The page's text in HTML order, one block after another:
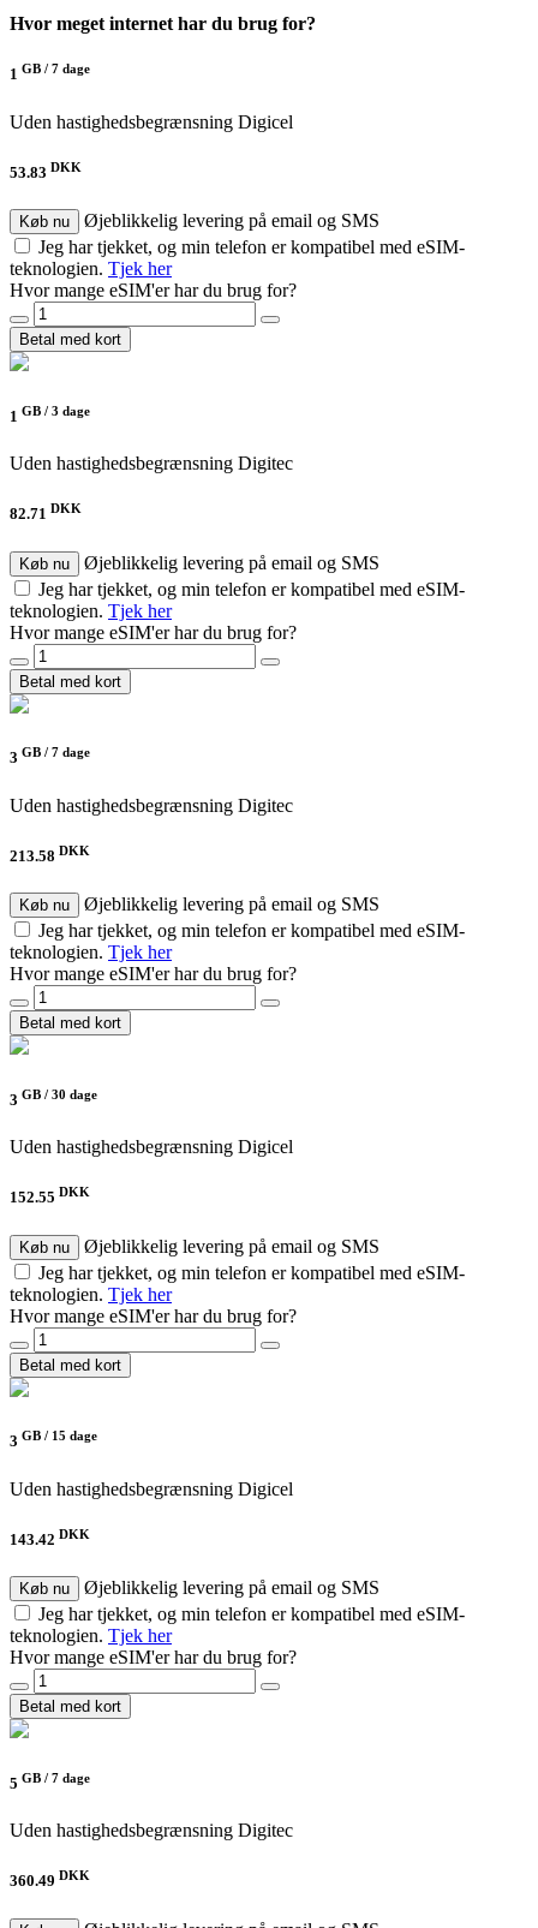
Hvor meget internet har du brug for?
1 GB / 7 dage
Uden hastighedsbegrænsning Digicel
53.83 DKK
Køb nu
Øjeblikkelig levering på email og SMS
Jeg har tjekket, og min telefon er kompatibel med eSIM-
teknologien. Tjek her
Hvor mange eSIM'er har du brug for?
Betal med kort
1 GB / 3 dage
Uden hastighedsbegrænsning Digitec
82.71 DKK
Køb nu
Øjeblikkelig levering på email og SMS
Jeg har tjekket, og min telefon er kompatibel med eSIM-
teknologien. Tjek her
Hvor mange eSIM'er har du brug for?
Betal med kort
3 GB / 7 dage
Uden hastighedsbegrænsning Digitec
213.58 DKK
Køb nu
Øjeblikkelig levering på email og SMS
Jeg har tjekket, og min telefon er kompatibel med eSIM-
teknologien. Tjek her
Hvor mange eSIM'er har du brug for?
Betal med kort
3 GB / 30 dage
Uden hastighedsbegrænsning Digicel
152.55 DKK
Køb nu
Øjeblikkelig levering på email og SMS
Jeg har tjekket, og min telefon er kompatibel med eSIM-
teknologien. Tjek her
Hvor mange eSIM'er har du brug for?
Betal med kort
3 GB / 15 dage
Uden hastighedsbegrænsning Digicel
143.42 DKK
Køb nu
Øjeblikkelig levering på email og SMS
Jeg har tjekket, og min telefon er kompatibel med eSIM-
teknologien. Tjek her
Hvor mange eSIM'er har du brug for?
Betal med kort
5 GB / 7 dage
Uden hastighedsbegrænsning Digitec
360.49 DKK